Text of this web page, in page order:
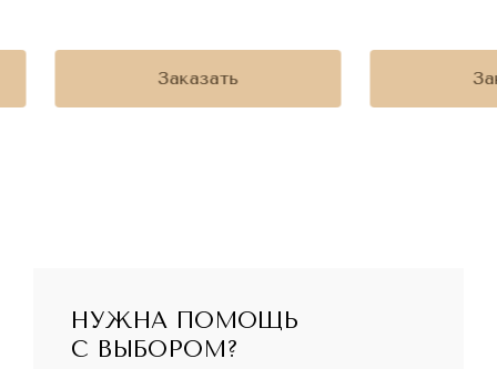
Заказать
НУЖНА ПОМОЩЬ
С ВЫБОРОМ?